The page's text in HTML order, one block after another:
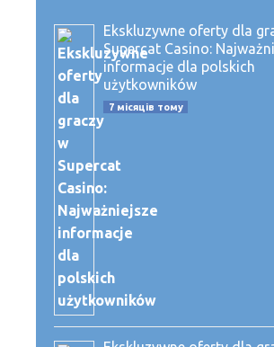
Ekskluzywne oferty dla
Supercat Casino:
informacje dla polskich
użytkowników
7 місяців тому